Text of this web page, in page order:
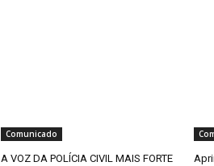
Comunicado
A VOZ DA POLÍCIA CIVIL MAIS FORTE